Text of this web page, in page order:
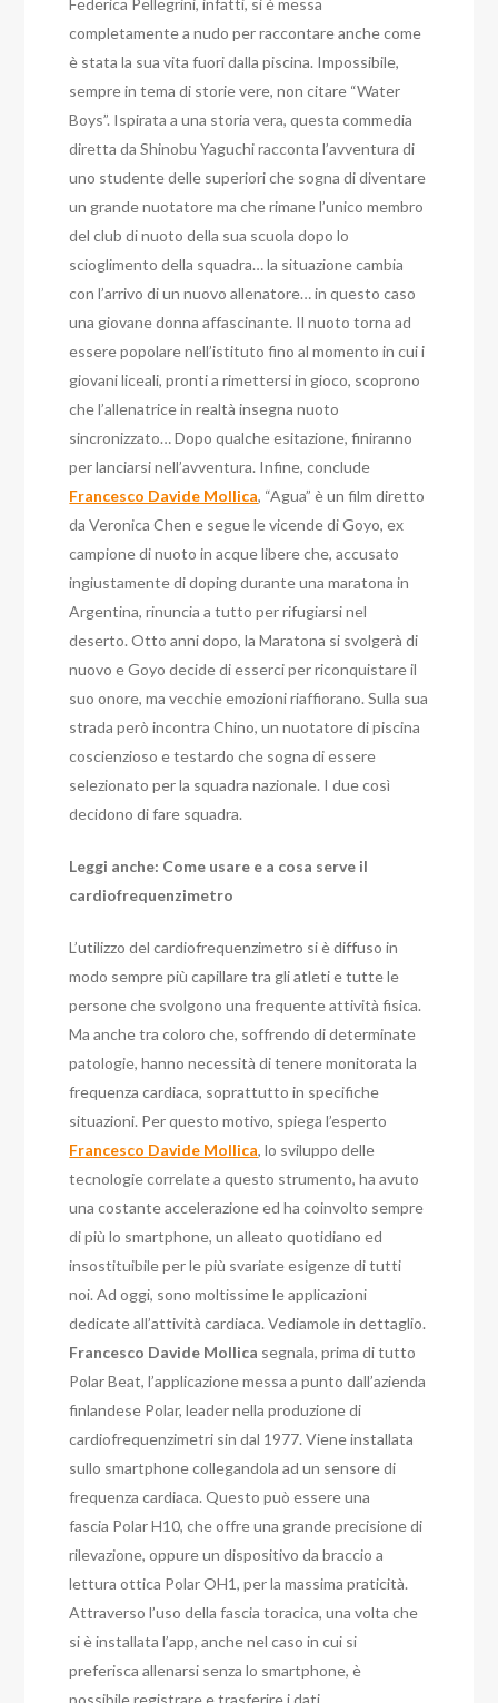
Federica Pellegrini, infatti, si è messa
completamente a nudo per raccontare anche come
è stata la sua vita fuori dalla piscina. Impossibile,
sempre in tema di storie vere, non citare “Water
Boys”. Ispirata a una storia vera, questa commedia
diretta da Shinobu Yaguchi racconta l’avventura di
uno studente delle superiori che sogna di diventare
un grande nuotatore ma che rimane l’unico membro
del club di nuoto della sua scuola dopo lo
scioglimento della squadra… la situazione cambia
con l’arrivo di un nuovo allenatore… in questo caso
una giovane donna affascinante. Il nuoto torna ad
essere popolare nell’istituto fino al momento in cui i
giovani liceali, pronti a rimettersi in gioco, scoprono
che l’allenatrice in realtà insegna nuoto
sincronizzato… Dopo qualche esitazione, finiranno
per lanciarsi nell’avventura. Infine, conclude
Francesco Davide Mollica, “Agua” è un film diretto
da Veronica Chen e segue le vicende di Goyo, ex
campione di nuoto in acque libere che, accusato
ingiustamente di doping durante una maratona in
Argentina, rinuncia a tutto per rifugiarsi nel
deserto. Otto anni dopo, la Maratona si svolgerà di
nuovo e Goyo decide di esserci per riconquistare il
suo onore, ma vecchie emozioni riaffiorano. Sulla sua
strada però incontra Chino, un nuotatore di piscina
coscienzioso e testardo che sogna di essere
selezionato per la squadra nazionale. I due così
decidono di fare squadra.
Leggi anche: Come usare e a cosa serve il
cardiofrequenzimetro
L’utilizzo del cardiofrequenzimetro si è diffuso in
modo sempre più capillare tra gli atleti e tutte le
persone che svolgono una frequente attività fisica.
Ma anche tra coloro che, soffrendo di determinate
patologie, hanno necessità di tenere monitorata la
frequenza cardiaca, soprattutto in specifiche
situazioni. Per questo motivo, spiega l’esperto
Francesco Davide Mollica, lo sviluppo delle
tecnologie correlate a questo strumento, ha avuto
una costante accelerazione ed ha coinvolto sempre
di più lo smartphone, un alleato quotidiano ed
insostituibile per le più svariate esigenze di tutti
noi. Ad oggi, sono moltissime le applicazioni
dedicate all’attività cardiaca. Vediamole in dettaglio.
Francesco Davide Mollica segnala, prima di tutto
Polar Beat, l’applicazione messa a punto dall’azienda
finlandese Polar, leader nella produzione di
cardiofrequenzimetri sin dal 1977. Viene installata
sullo smartphone collegandola ad un sensore di
frequenza cardiaca. Questo può essere una
fascia Polar H10, che offre una grande precisione di
rilevazione, oppure un dispositivo da braccio a
lettura ottica Polar OH1, per la massima praticità.
Attraverso l’uso della fascia toracica, una volta che
si è installata l’app, anche nel caso in cui si
preferisca allenarsi senza lo smartphone, è
possibile registrare e trasferire i dati